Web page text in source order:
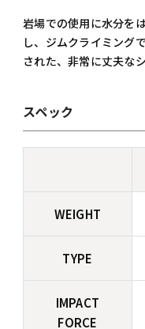
岩場での使用に水分を
し、ジムクライミング
された、非常に丈夫な
スペック
WEIGHT
TYPE
IMPACT
FORCE